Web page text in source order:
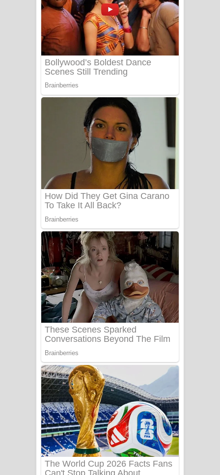
Benthara Palame Song Lyrics -
බෙන්තර පාලමේ ගීතයේ පද පෙළ
Sanda Babalena Song Lyrics - සඳ
බැබලෙන ගීතයේ පද පෙළ
Adare Wadi Nisa Song Lyrics - ආදරේ
වැඩි නිසා ගීතයේ පද පෙළ
UNUHUMA Song Lyrics - උණුහුම
ගීතයේ පද පෙළ
Katakara Song Lyrics - කටකාර ගීතයේ
පද පෙළ
Tharu Yaye Dilena Song Lyrics - තරු
යායේ දිලෙනා ගීතයේ පද පෙළ
Ow Man Sosa Song Lyrics - ඔව් මං
සෝසා ගීතයේ පද පෙළ
Heavy Weight Song Lyrics
Aye Lanweela Song Lyrics - ආයේ
ලංවීලා ගීතයේ පද පෙළ
Ala purannata Song Lyrics - ආල
පුරන්නට ගීතයේ පද පෙළ
FEVER DREAM Lyrics - Alex Warren
BTS : Hooligan Lyrics
Apa Hamuwee Song Lyrics - අප හමුවී
ගීතයේ පද පෙළ